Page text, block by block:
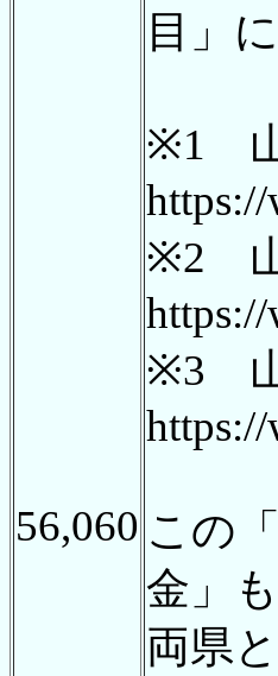
56,060
目」
※1 山
※2
※3 山
この
金」
両県